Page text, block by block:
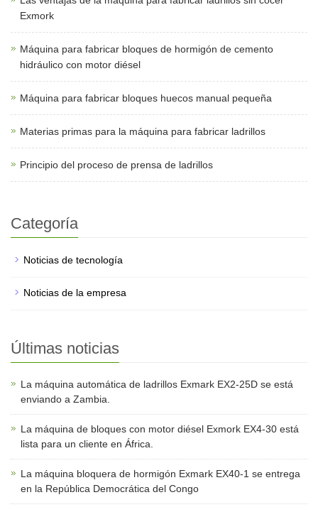
Exmork
Máquina para fabricar bloques de hormigón de cemento
hidráulico con motor diésel
Máquina para fabricar bloques huecos manual pequeña
Materias primas para la máquina para fabricar ladrillos
Principio del proceso de prensa de ladrillos
Categoría
Noticias de tecnología
Noticias de la empresa
Últimas noticias
La máquina automática de ladrillos Exmark EX2-25D se está
enviando a Zambia.
La máquina de bloques con motor diésel Exmork EX4-30 está
lista para un cliente en África.
La máquina bloquera de hormigón Exmark EX40-1 se entrega
en la República Democrática del Congo